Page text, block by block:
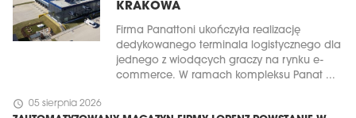
KRAKOWA
Firma Panattoni ukończyła realizację
dedykowanego terminala logistycznego dla
jednego z wiodących graczy na rynku e-
commerce. W ramach kompleksu Panat ...
schedule 05 sierpnia 2026